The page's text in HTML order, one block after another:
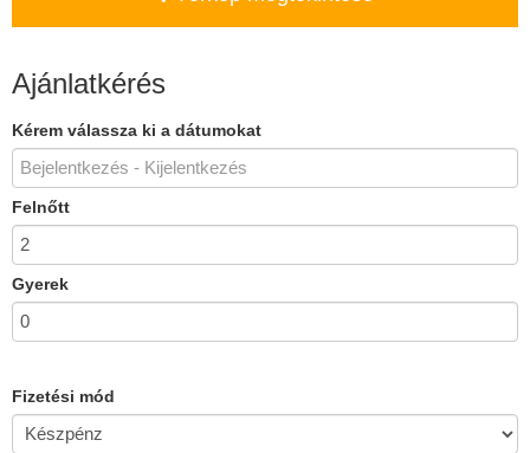
Ajánlatkérés
Kérem válassza ki a dátumokat
Felnőtt
Gyerek
Fizetési mód